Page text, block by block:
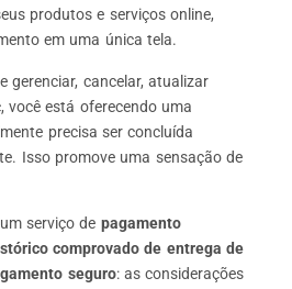
produtos e serviços online,
em uma única tela.
gerenciar, cancelar, atualizar
você está oferecendo uma
precisa ser concluída
Isso promove uma sensação de
serviço de pagamento
comprovado de entrega de
seguro: as considerações